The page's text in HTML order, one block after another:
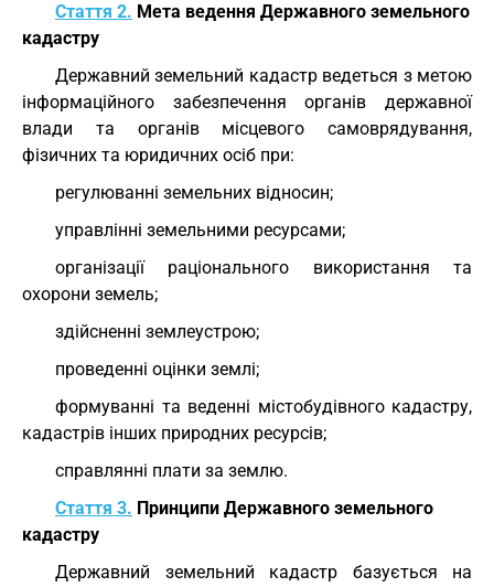
Стаття 2. Мета ведення Державного земельного
кадастру
Державний земельний кадастр ведеться з метою
інформаційного забезпечення органів державної
влади та органів місцевого самоврядування,
фізичних та юридичних осіб при:
регулюванні земельних відносин;
управлінні земельними ресурсами;
організації раціонального використання та
охорони земель;
здійсненні землеустрою;
проведенні оцінки землі;
формуванні та веденні містобудівного кадастру,
кадастрів інших природних ресурсів;
справлянні плати за землю.
Стаття 3. Принципи Державного земельного
кадастру
Державний земельний кадастр базується на